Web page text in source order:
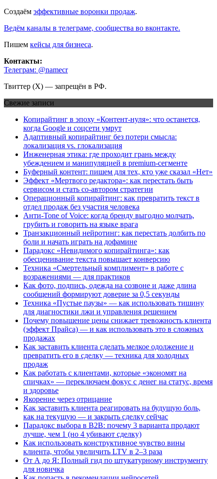
Создаём эффективные воронки продаж.
Ведём каналы в телеграме, сообщества во вконтакте.
Пишем кейсы для бизнеса.
Контакты:
Телеграм: @namecr
Твиттер (Х) — запрещён в РФ.
Свежие записи
Копирайтинг в эпоху «Контент-нуля»: что останется,
когда Google и соцсети умрут
Адаптивный копирайтинг без потери смысла:
локализация vs. глокализация
Инженерная этика: где проходит грань между
убеждением и манипуляцией в premium-сегменте
Буферный контент: пишем для тех, кто уже сказал «Нет»
Эффект «Мертвого редактора»: как перестать быть
сервисом и стать со-автором стратегии
Операционный копирайтинг: как превратить текст в
отдел продаж без участия человека
Анти-Tone of Voice: когда бренду выгодно молчать,
грубить и говорить на языке врага
Транзакционный нейротинг: как перестать долбить по
боли и начать играть на дофамине
Парадокс «Невидимого копирайтинга»: как
обесценивание текста повышает конверсию
Техника «Смертельный комплимент» в работе с
возражениями — для практиков
Как фото, подпись, одежда на созвоне и даже длина
сообщений формируют доверие за 0,5 секунды
Техника «Пустые паузы» — как использовать тишину
для диагностики лжи и управления решением
Почему повышение цены снижает тревожность клиента
(эффект Прайса) — и как использовать это в сложных
продажах
Как заставить клиента сделать мелкое одолжение и
превратить его в сделку — техника для холодных
продаж
Как работать с клиентами, которые «экономят на
спичках» — переключаем фокус с денег на статус, время
и здоровье
Якорение через отрицание
Как заставить клиента реагировать на будущую боль,
как на текущую — и закрыть сделку сейчас
Парадокс выбора в B2B: почему 3 варианта продают
лучше, чем 1 (но 4 убивают сделку)
Как использовать конструктивное чувство вины
клиента, чтобы увеличить LTV в 2–3 раза
От А до Я: Полный гид по штукатурному инструменту
для новичка